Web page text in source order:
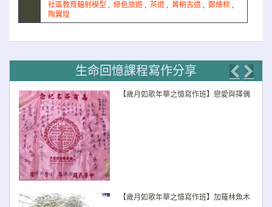
社區教育輻射模型 , 綠色旅遊 , 茶道 , 菁桐古道 , 鄭維棕 ,
陶翼煌
生命回憶課程寫作分享
【歲月如歌年華之憶寫作班】戀愛與擇偶
【歲月如歌年華之憶寫作班】加羅林魚木